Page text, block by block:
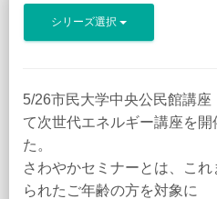
シリーズ選択
5/26市民大学中央公民館講
て次世代エネルギー講座を
た。
さわやかセミナーとは、こ
られたご年齢の方を対象に